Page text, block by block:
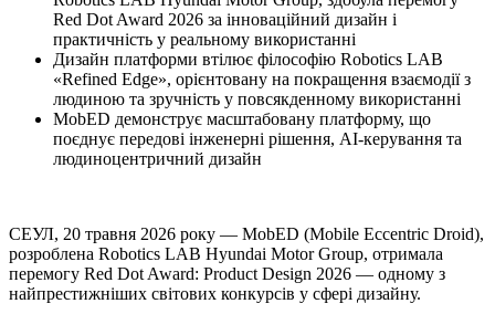
Red Dot Award 2026 за інноваційний дизайн і
практичність у реальному використанні
Дизайн платформи втілює філософію Robotics LAB
«Refined Edge», орієнтовану на покращення взаємодії з
людиною та зручність у повсякденному використанні
MobED демонструє масштабовану платформу, що
поєднує передові інженерні рішення, AI-керування та
людиноцентричний дизайн
СЕУЛ, 20 травня 2026 року — MobED (Mobile Eccentric Droid),
розроблена Robotics LAB Hyundai Motor Group, отримала
перемогу Red Dot Award: Product Design 2026 — одному з
найпрестижніших світових конкурсів у сфері дизайну.